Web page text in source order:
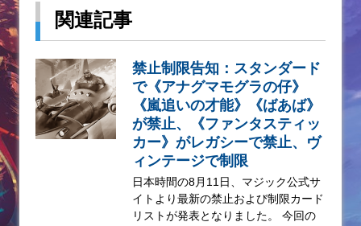
関連記事
禁止制限告知：スタンダード
で《アナグマモグラの仔》
《嵐追いの才能》《ばあば》
が禁止、《ファンタスティッ
カー》がレガシーで禁止、ヴ
ィンテージで制限
日本時間の8月11日、マジック公式サ
イトより最新の禁止および制限カード
リストが発表となりました。 今回の